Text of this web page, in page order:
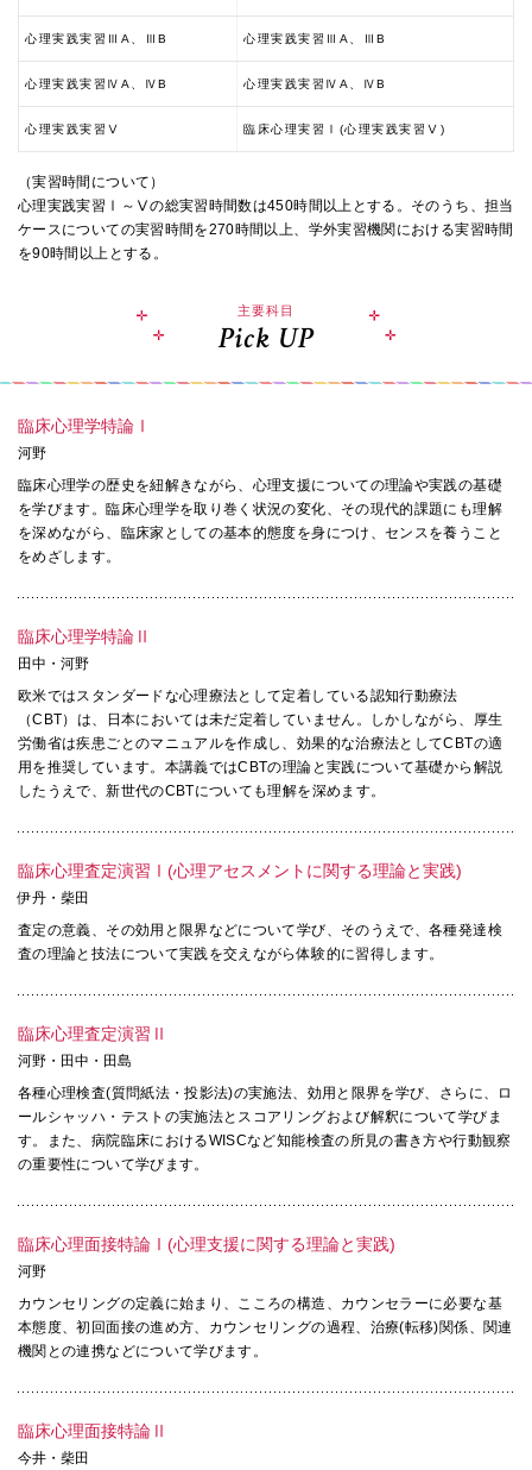
心理実践実習ⅢA、ⅢB 心理実践実習ⅢA、ⅢB
心理実践実習ⅣA、ⅣB 心理実践実習ⅣA、ⅣB
心理実践実習Ⅴ 臨床心理実習Ⅰ(心理実践実習Ⅴ)
（実習時間について）
心理実践実習Ⅰ～Ⅴの総実習時間数は450時間以上とする。そのうち、担当
ケースについての実習時間を270時間以上、学外実習機関における実習時間
を90時間以上とする。
主要科目
Pick UP
臨床心理学特論Ⅰ
河野
臨床心理学の歴史を紐解きながら、心理支援についての理論や実践の基礎
を学びます。臨床心理学を取り巻く状況の変化、その現代的課題にも理解
を深めながら、臨床家としての基本的態度を身につけ、センスを養うこと
をめざします。
臨床心理学特論Ⅱ
田中・河野
欧米ではスタンダードな心理療法として定着している認知行動療法
（CBT）は、日本においては未だ定着していません。しかしながら、厚生
労働省は疾患ごとのマニュアルを作成し、効果的な治療法としてCBTの適
用を推奨しています。本講義ではCBTの理論と実践について基礎から解説
したうえで、新世代のCBTについても理解を深めます。
臨床心理査定演習Ⅰ(心理アセスメントに関する理論と実践)
伊丹・柴田
査定の意義、その効用と限界などについて学び、そのうえで、各種発達検
査の理論と技法について実践を交えながら体験的に習得します。
臨床心理査定演習Ⅱ
河野・田中・田島
各種心理検査(質問紙法・投影法)の実施法、効用と限界を学び、さらに、ロ
ールシャッハ・テストの実施法とスコアリングおよび解釈について学びま
す。また、病院臨床におけるWISCなど知能検査の所見の書き方や行動観察
の重要性について学びます。
臨床心理面接特論Ⅰ(心理支援に関する理論と実践)
河野
カウンセリングの定義に始まり、こころの構造、カウンセラーに必要な基
本態度、初回面接の進め方、カウンセリングの過程、治療(転移)関係、関連
機関との連携などについて学びます。
臨床心理面接特論Ⅱ
今井・柴田